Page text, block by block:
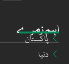
اہم زمرے
پاکستان
دنیا